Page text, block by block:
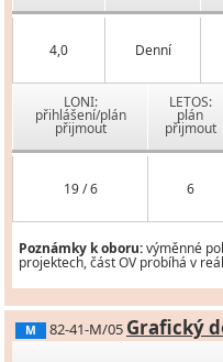
4,0 Denní
LONI:
přihlášení/plán
přijmout
LETOS:
plán
přijmout
19 / 6 6
Poznámky k oboru:výměnné
projektech, část OV probíhá v
M 82-41-M/05 Grafický